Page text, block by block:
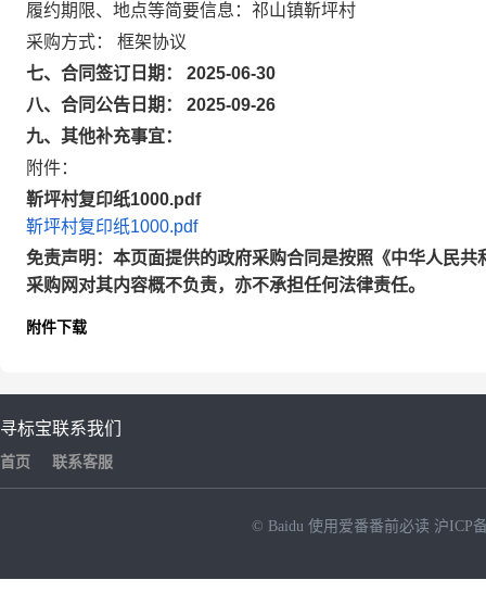
履约期限、地点等简要信息：祁山镇靳坪村
采购方式： 框架协议
七、合同签订日期： 2025-06-30
八、合同公告日期： 2025-09-26
九、其他补充事宜：
附件：
靳坪村复印纸1000.pdf
靳坪村复印纸1000.pdf
免责声明：本页面提供的政府采购合同是按照《中华人民
采购网对其内容概不负责，亦不承担任何法律责任。
附件下载
寻标宝
首页
联系我们
联系客服
© Baidu 使用爱番番前必读 沪ICP